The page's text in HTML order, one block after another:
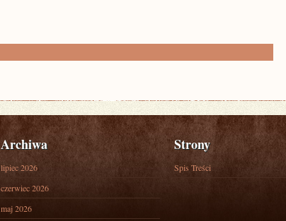
Archiwa
lipiec 2026
czerwiec 2026
maj 2026
Strony
Spis Treści